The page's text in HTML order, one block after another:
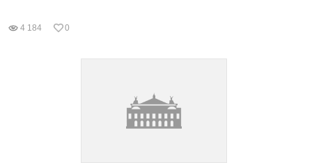
4 184 0